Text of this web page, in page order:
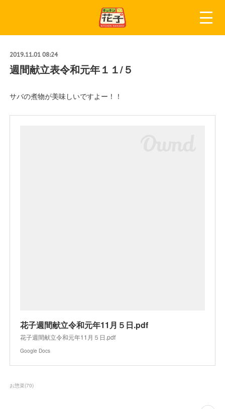
2019.11.01 08:24
週間献立表令和元年１１/５
サバの煮物が美味しいですよー！！
花子週間献立令和元年11月５日.pdf
花子週間献立令和元年11月５日.pdf
Google Docs
お惣菜(70)